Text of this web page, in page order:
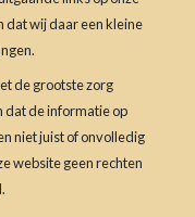
dat wij daar een kleine
de grootste zorg
dat de informatie op
niet juist of onvolledig
website geen rechten